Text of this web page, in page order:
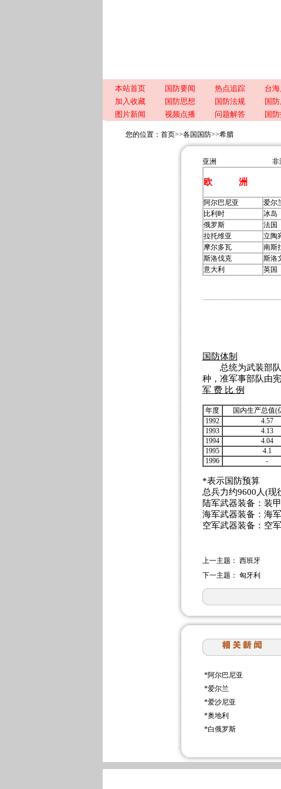
本站首页 国防要闻 热点追踪 台
加入收藏
国防思想 国防法规 国
图片新闻
视频点播 问题解答 国
您的位置： 首页>>各国国防>>希腊
亚洲 非
欧 洲
阿尔巴尼亚 爱尔
比利时
冰岛
俄罗斯
法国
拉托维亚
立陶
摩尔多瓦
南斯
斯洛伐克
斯洛
意大利
英国
国防体制
总统为武装部队
种，准军事部队由
军 费 比 例
年度 国内生产总值(
1992
4.57
1993
4.13
1994
4.04
1995
4.1
1996
-
*表示国防预算
总兵力约9600人(现
陆军武器装备：装
海军武器装备：海
空军武器装备：空
上一主题： 西班牙
下一主题： 匈牙利
*阿尔巴尼亚
*爱尔兰
*爱沙尼亚
*奥地利
*白俄罗斯